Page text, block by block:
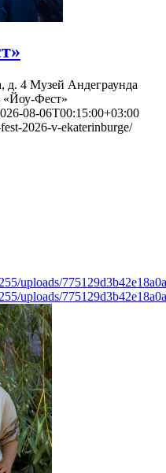
д. 4 Музей Андеграунда
«Йоу-Фест»
08-06T00:15:00+03:00
2026-v-ekaterinburge/
uploads/
uploads/